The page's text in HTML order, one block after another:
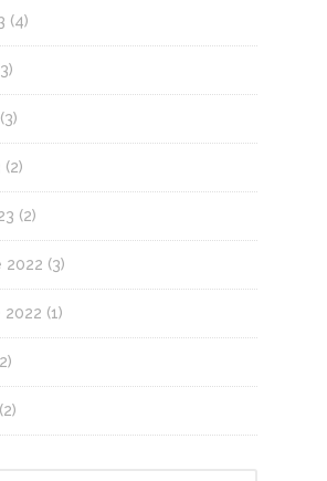
(4)
(3)
(2)
(2)
2022 (3)
2022 (1)
(2)